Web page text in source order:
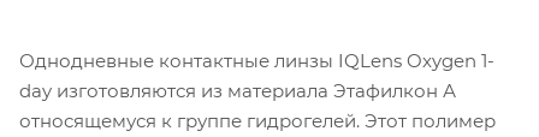
Однодневные контактные линзы IQLens Oxygen 1-
day изготовляются из материала Этафилкон А
относящемуся к группе гидрогелей. Этот полимер